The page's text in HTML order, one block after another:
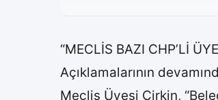
“MECLİS BAZI CHP’Lİ
Açıklamalarının
Meclis Üyesi Çirkin,